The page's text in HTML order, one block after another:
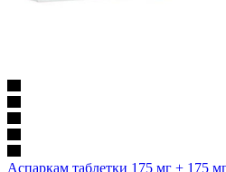
Аспаркам таблетки 175 мг + 175